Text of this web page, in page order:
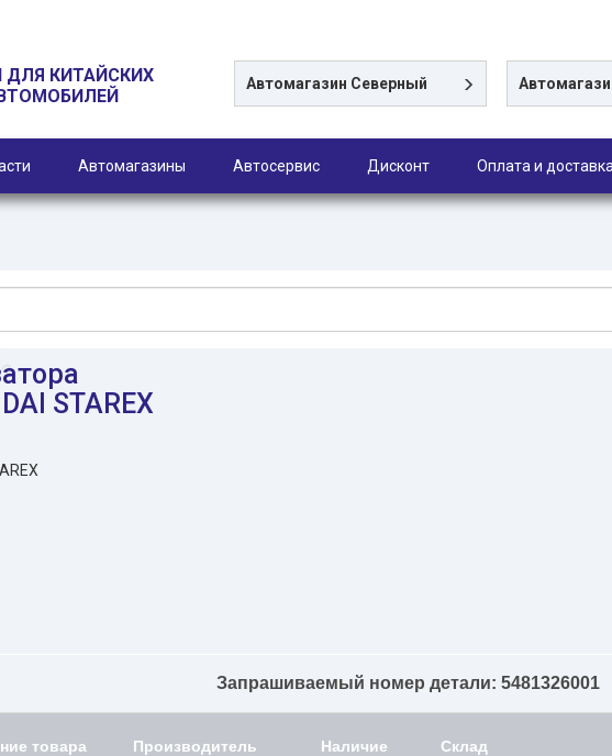
КИТАЙСКИХ
Автомагазин Северный
Автомагазины Автосервис Дисконт Оплата и доставка
STAREX
Запрашиваемый номер детали: 5481326001
товара Производитель Наличие Склад